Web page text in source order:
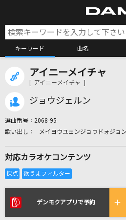
キーワード 曲名
カラオケ検
リアルタイムで歌われ
アイニーメイチャ
[ アイニーメイチャ ]
ジョウジェルン
選曲番号： 2068-95
メイヨウユェンジョウドォジョン
対応カラオケコンテンツ
デンモクアプリで予約